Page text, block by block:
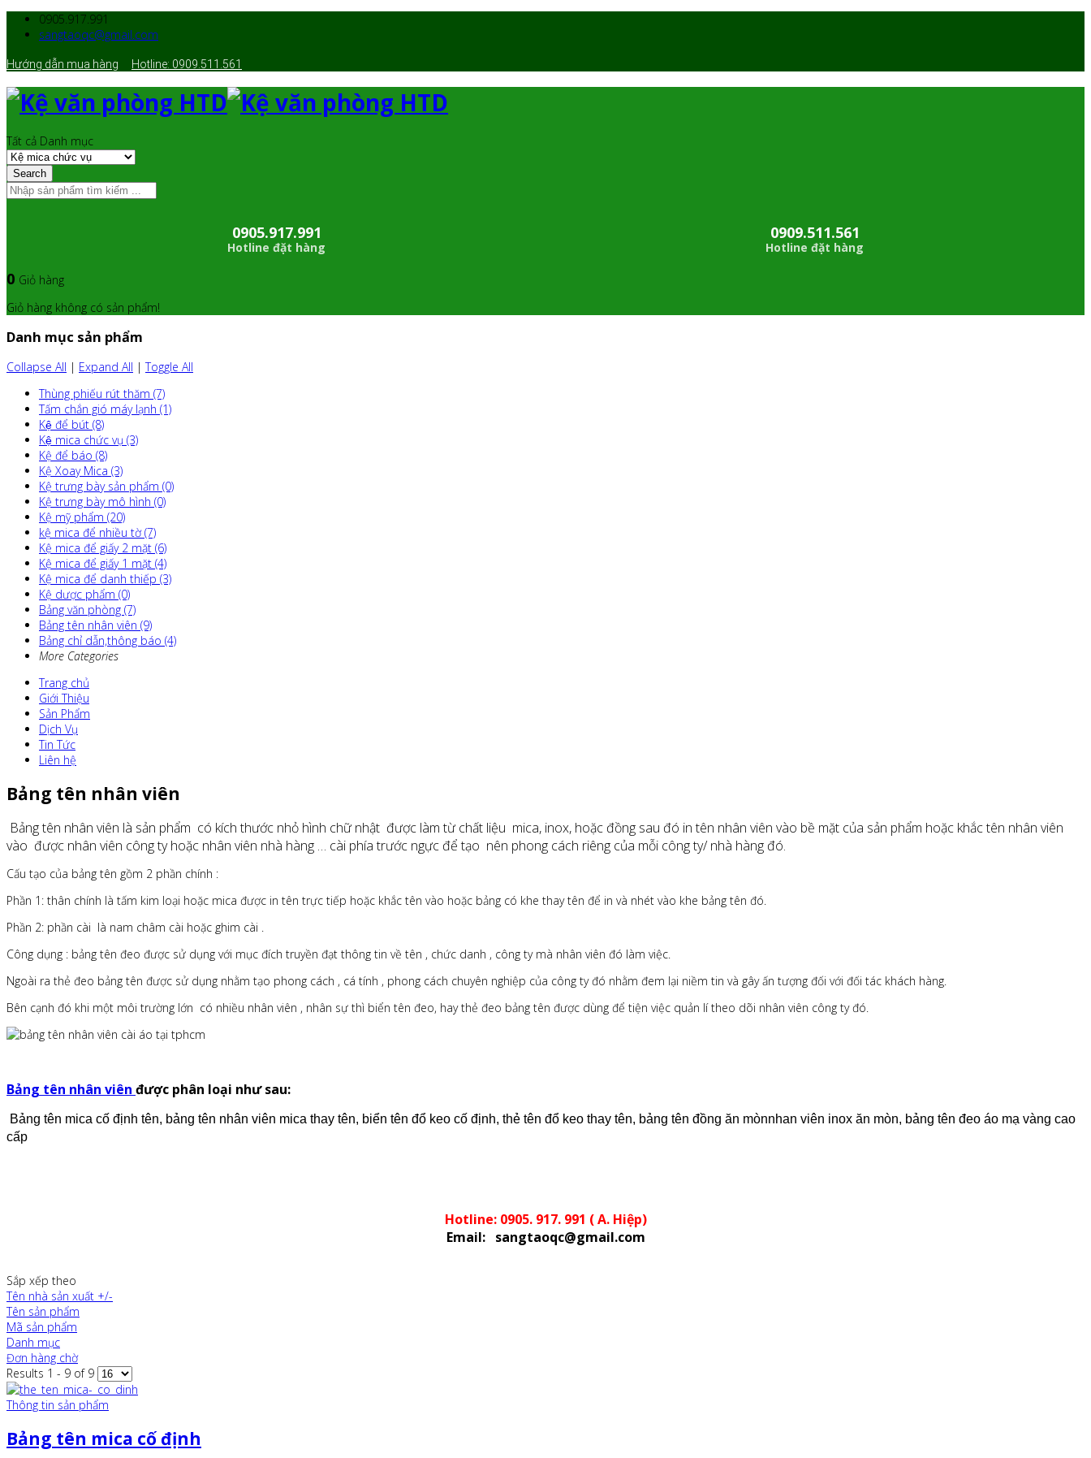
0905.917.991
sangtaoqc@gmail.com
Hướng dẫn mua hàng Hotline: 0909.511.561
Tất cả Danh mục
Search
0905.917.991
Hotline đặt hàng
0909.511.561
Hotline đặt hàng
0 Giỏ hàng
Giỏ hàng không có sản phẩm!
Danh mục sản phẩm
Collapse All | Expand All |Toggle All
Thùng phiếu rút thăm (7)
Tấm chắn gió máy lạnh (1)
Kệ để bút (8)
Kệ mica chức vụ (3)
Kệ để báo (8)
Kệ Xoay Mica (3)
Kệ trưng bày sản phẩm (0)
Kệ trưng bày mô hình (0)
Kệ mỹ phẩm (20)
kệ mica để nhiều tờ (7)
Kệ mica để giấy 2 mặt (6)
Kệ mica để giấy 1 mặt (4)
Kệ mica để danh thiếp (3)
Kệ dược phẩm (0)
Bảng văn phòng (7)
Bảng tên nhân viên (9)
Bảng chỉ dẫn,thông báo (4)
More Categories
Trang chủ
Giới Thiệu
Sản Phẩm
Dịch Vụ
Tin Tức
Liên hệ
Bảng tên nhân viên
Bảng tên nhân viên là sản phẩm có kích thước nhỏ hình chữ nhật được làm từ chất liệu mica, inox, hoặc đồng sau đó in tên nhân viên vào bề mặt của sản phẩm hoặc khắc tên nhân viên
vào được nhân viên công ty hoặc nhân viên nhà hàng … cài phía trước ngực để tạo nên phong cách riêng của mỗi công ty/ nhà hàng đó.
Cấu tạo của bảng tên gồm 2 phần chính :
Phần 1: thân chính là tấm kim loại hoặc mica được in tên trực tiếp hoặc khắc tên vào hoặc bảng có khe thay tên để in và nhét vào khe bảng tên đó.
Phần 2: phần cài là nam châm cài hoặc ghim cài .
Công dụng : bảng tên đeo được sử dụng với mục đích truyền đạt thông tin về tên , chức danh , công ty mà nhân viên đó làm việc.
Ngoài ra thẻ đeo bảng tên được sử dụng nhằm tạo phong cách , cá tính , phong cách chuyên nghiệp của công ty đó nhằm đem lại niềm tin và gây ấn tượng đối với đối tác khách hàng.
Bên cạnh đó khi một môi trường lớn có nhiều nhân viên , nhân sự thì biển tên đeo, hay thẻ đeo bảng tên được dùng để tiện việc quản lí theo dõi nhân viên công ty đó.
Bảng tên nhân viên được phân loại như sau:
Bảng tên mica cố định tên, bảng tên nhân viên mica thay tên, biển tên đổ keo cố định, thẻ tên đổ keo thay tên, bảng tên đồng ăn mònnhan viên inox ăn mòn, bảng tên đeo áo mạ vàng cao
cấp
Hotline: 0905. 917. 991 ( A. Hiệp)
Email: sangtaoqc@gmail.com
Sắp xếp theo
Tên nhà sản xuất +/-
Tên sản phẩm
Mã sản phẩm
Danh mục
Đơn hàng chờ
Results 1 - 9 of 9
Thông tin sản phẩm
Bảng tên mica cố định